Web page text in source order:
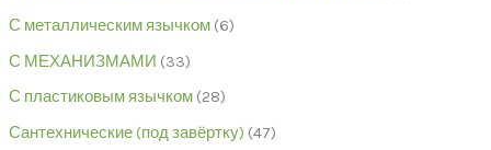
С металлическим язычком 6
С МЕХАНИЗМАМИ 33
С пластиковым язычком 28
Сантехнические (под завёртку) 47